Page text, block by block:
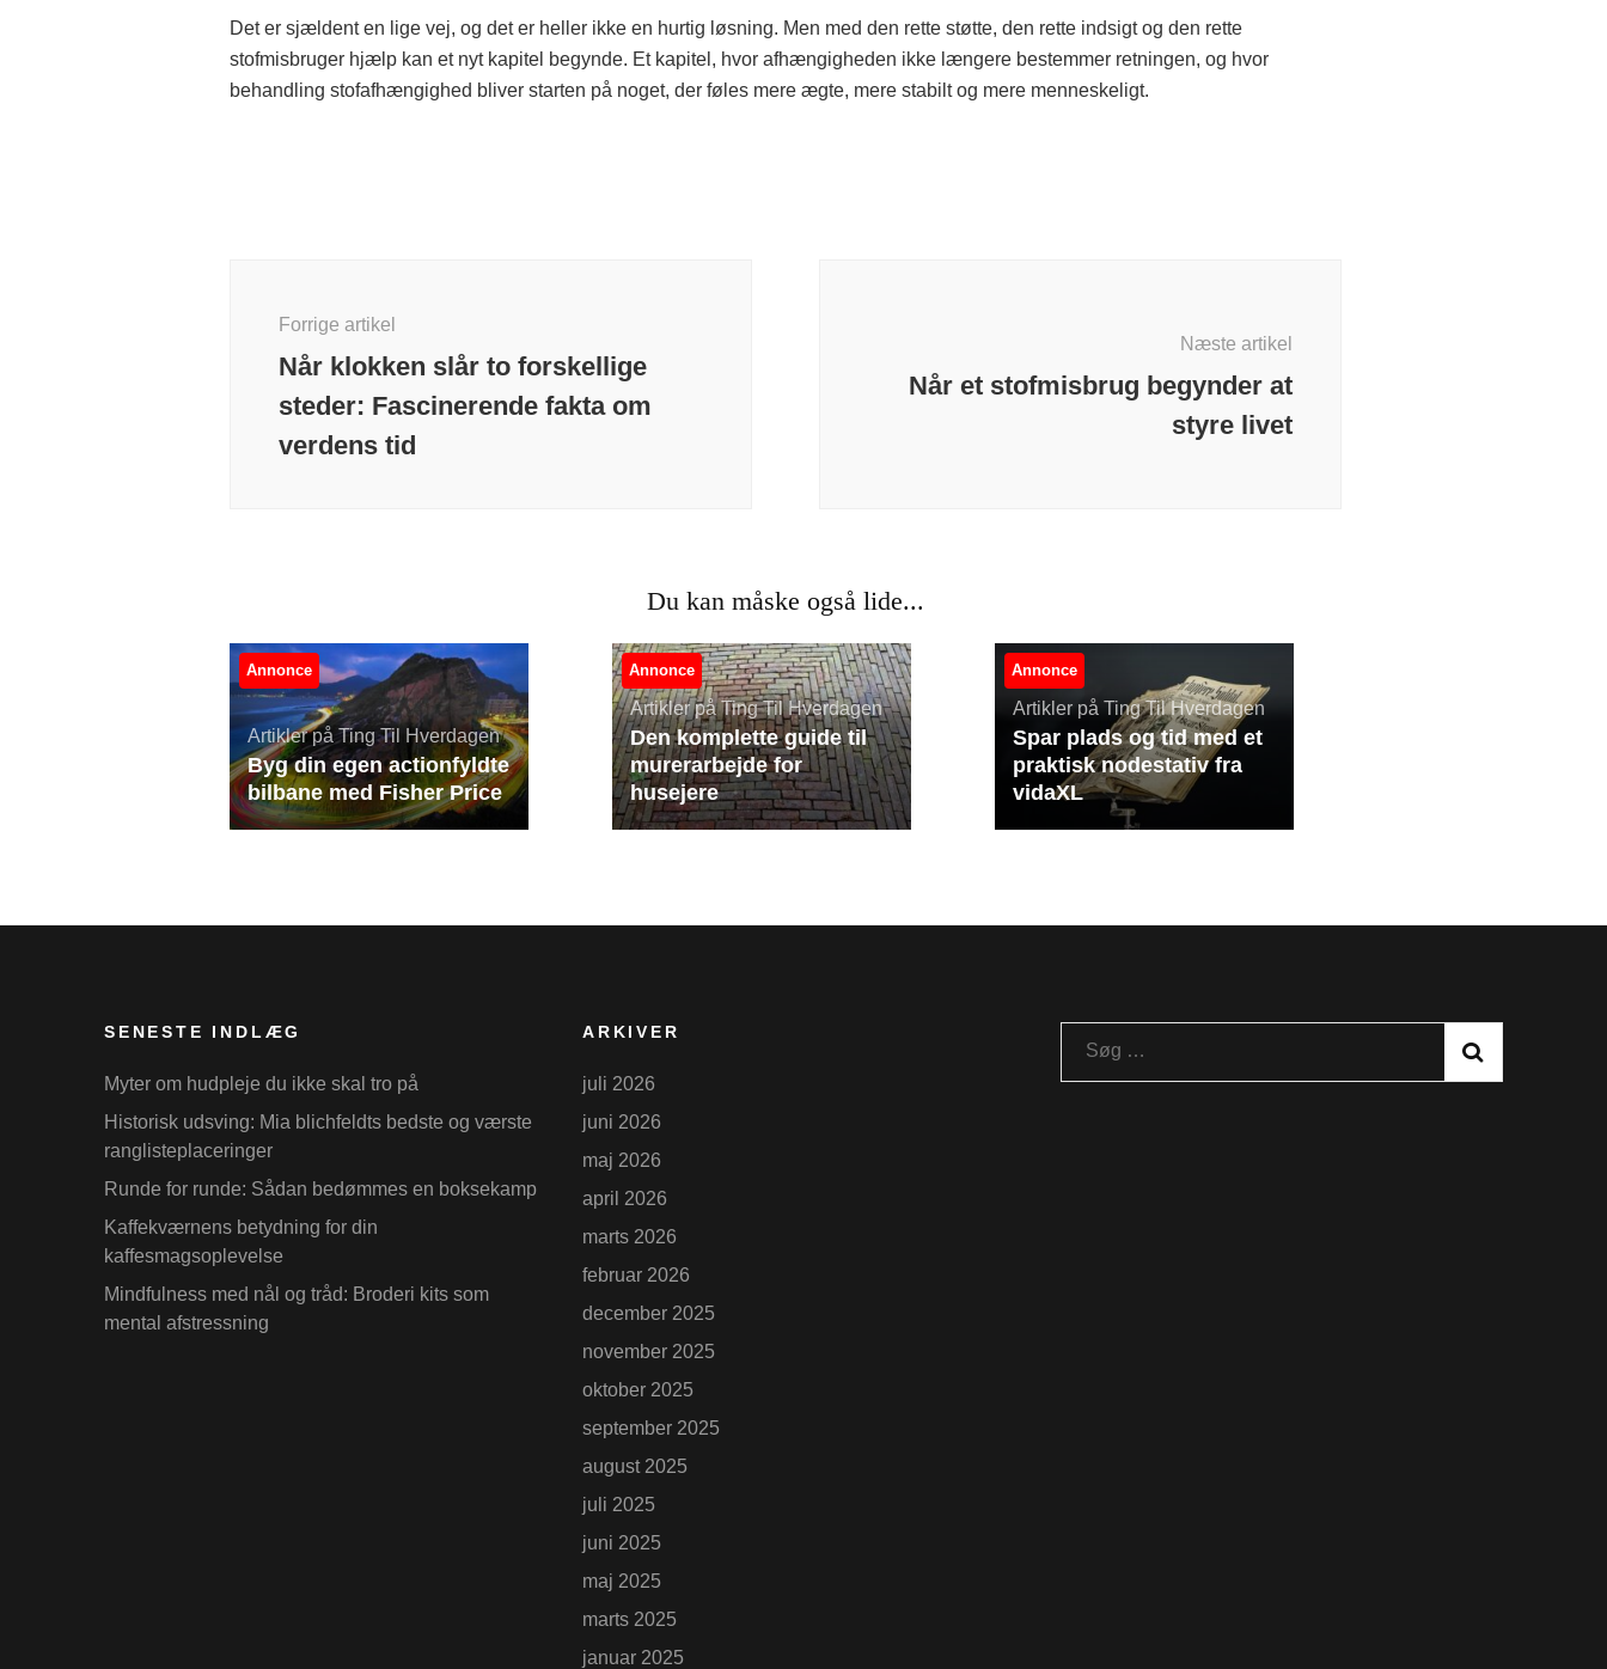
Det er sjældent en lige vej, og det er heller ikke en hurtig løsning. Men med den rette støtte, den rette indsigt og den rette
stofmisbruger hjælp kan et nyt kapitel begynde. Et kapitel, hvor afhængigheden ikke længere bestemmer retningen, og hvor
behandling stofafhængighed bliver starten på noget, der føles mere ægte, mere stabilt og mere menneskeligt.
Forrige artikel
Når klokken slår to forskellige
steder: Fascinerende fakta om
verdens tid
Næste artikel
Når et stofmisbrug begynder at
styre livet
Du kan måske også lide...
Annonce
Artikler på Ting Til Hverdagen
Byg din egen actionfyldte
bilbane med Fisher Price
Annonce
Artikler på Ting Til Hverdagen
Den komplette guide til
murerarbejde for
husejere
Annonce
Artikler på Ting Til Hverdagen
Spar plads og tid med et
praktisk nodestativ fra
vidaXL
SENESTE INDLÆG
Myter om hudpleje du ikke skal tro på
Historisk udsving: Mia blichfeldts bedste og værste
ranglisteplaceringer
Runde for runde: Sådan bedømmes en boksekamp
Kaffekværnens betydning for din
kaffesmagsoplevelse
Mindfulness med nål og tråd: Broderi kits som
mental afstressning
ARKIVER
juli 2026
juni 2026
maj 2026
april 2026
marts 2026
februar 2026
december 2025
november 2025
oktober 2025
september 2025
august 2025
juli 2025
juni 2025
maj 2025
marts 2025
januar 2025
Søg
efter: